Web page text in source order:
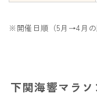
※開催日順（5月→4月の
下関海響マラソ